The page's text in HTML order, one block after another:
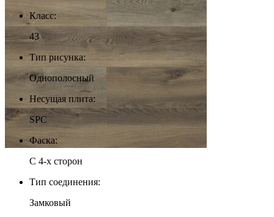
Класс:
43
Тип рисунка:
Однополосный
Несущая плита:
SPC
Фаска:
С 4-х сторон
Тип соединения:
Замковый